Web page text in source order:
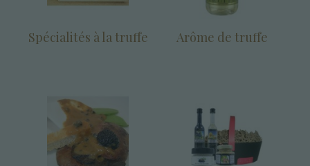
Spécialités à la truffe Arôme de truffe